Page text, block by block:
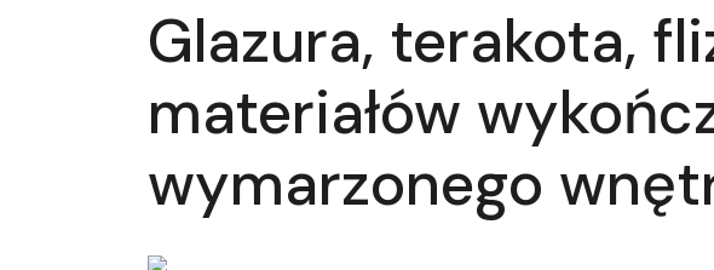
Glazura, terakota,
materiałów
wymarzonego